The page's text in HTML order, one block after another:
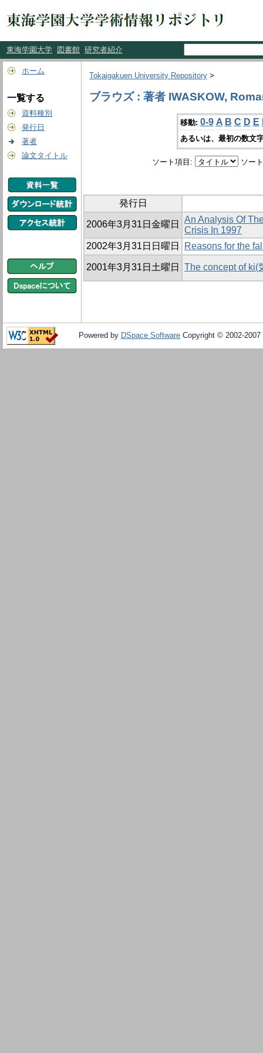
東海学園大学 図書館 研究者紹介
ホーム
一覧する
資料種別
発行日
著者
論文タイトル
Tokaigakuen University Repository >
ブラウズ : 著者 IWASKOW,
移動: 0-9 A B C D E
あるいは、最初の数文
ソート項目: ソー
発行日
2006年3月31日金曜日
An Analysis Of
Crisis In 1997
2002年3月31日日曜日
Reasons for the
2001年3月31日土曜日 The concept of ki(
Powered by DSpace Software Copyright © 2002-2007